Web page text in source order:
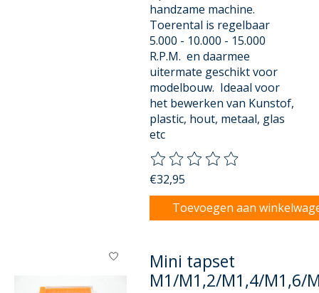
handzame machine.
Toerental is regelbaar
5.000 - 10.000 - 15.000
R.P.M. en daarmee
uitermate geschikt voor
modelbouw. Ideaal voor
het bewerken van Kunstof,
plastic, hout, metaal, glas
etc
De beoordeling van dit
€32,95
Toevoegen aan
Mini tapset
M1/M1,2/M1,4/M1,6/